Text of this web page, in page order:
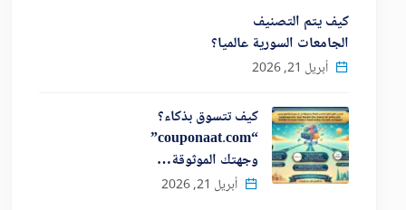
كيف يتم التصنيف
الجامعات السورية عالميا؟
أبريل 21, 2026
كيف تتسوق بذكاء؟
“couponaat.com”
وجهتك الموثوقة…
أبريل 21, 2026